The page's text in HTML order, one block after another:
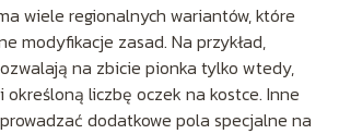
wiele regionalnych wariantów, które
modyfikacje zasad. Na przykład,
na zbicie pionka tylko wtedy,
określoną liczbę oczek na kostce. Inne
dodatkowe pola specjalne na